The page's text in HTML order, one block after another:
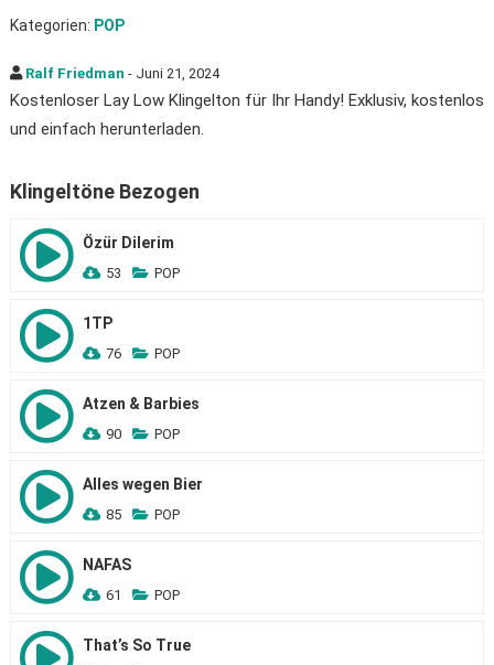
Kategorien: POP
Ralf Friedman - Juni 21, 2024
Kostenloser Lay Low Klingelton für Ihr Handy! Exklusiv, kostenlos
und einfach herunterladen.
Klingeltöne Bezogen
Özür Dilerim
53 POP
1TP
76 POP
Atzen & Barbies
90 POP
Alles wegen Bier
85 POP
NAFAS
61 POP
That’s So True